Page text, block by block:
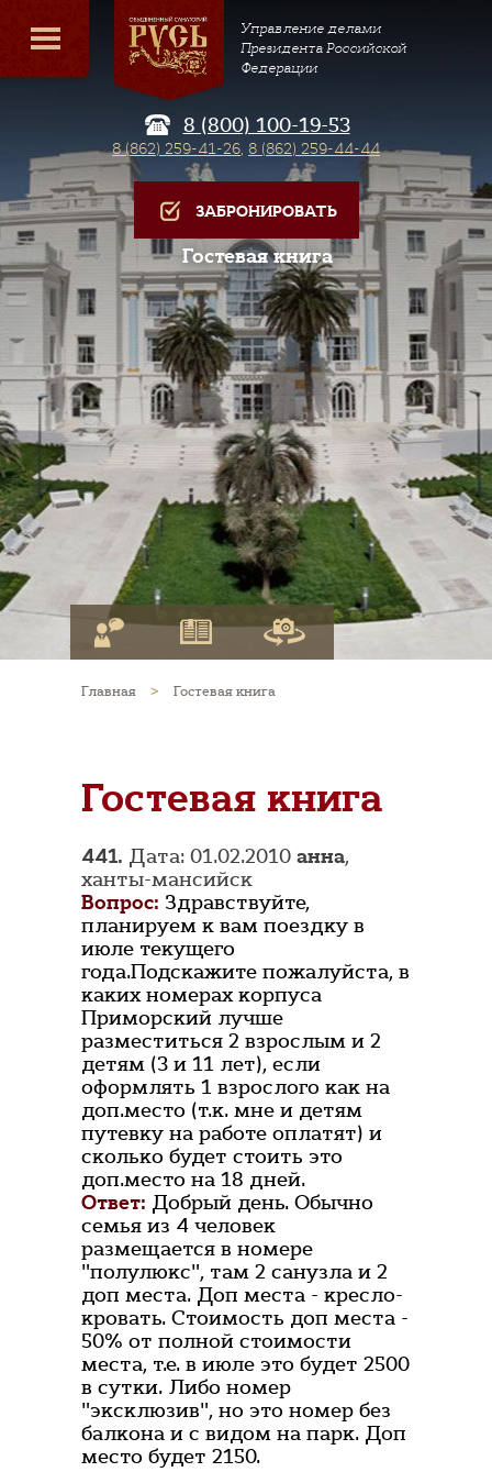
Управление делами
Президента Российской
Федерации
8 (800) 100-19-53
8 (862) 259-41-26, 8 (862) 259-44-44
ЗАБРОНИРОВАТЬ
Гостевая книга
Главная > Гостевая книга
Гостевая книга
441. Дата: 01.02.2010 анна,
ханты-мансийск
Вопрос: Здравствуйте,
планируем к вам поездку в
июле текущего
года.Подскажите пожалуйста, в
каких номерах корпуса
Приморский лучше
разместиться 2 взрослым и 2
детям (3 и 11 лет), если
оформлять 1 взрослого как на
доп.место (т.к. мне и детям
путевку на работе оплатят) и
сколько будет стоить это
доп.место на 18 дней.
Ответ: Добрый день. Обычно
семья из 4 человек
размещается в номере
"полулюкс", там 2 санузла и 2
доп места. Доп места - кресло-
кровать. Стоимость доп места -
50% от полной стоимости
места, т.е. в июле это будет 2500
в сутки. Либо номер
"эксклюзив", но это номер без
балкона и с видом на парк. Доп
место будет 2150.